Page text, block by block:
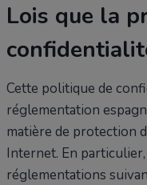
Lois que la
Cette politique de
réglementation
matière de protection
Internet. En
réglementations